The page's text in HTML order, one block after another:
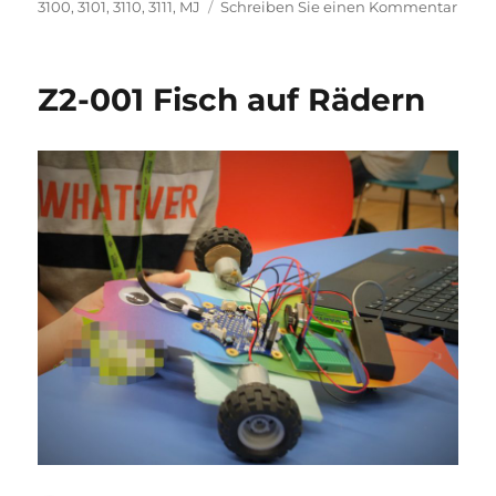
3100,3101,3110,3111, MJ Schreiben Sie einen Kommentarzu
Z2-001 Fisch auf Rädern